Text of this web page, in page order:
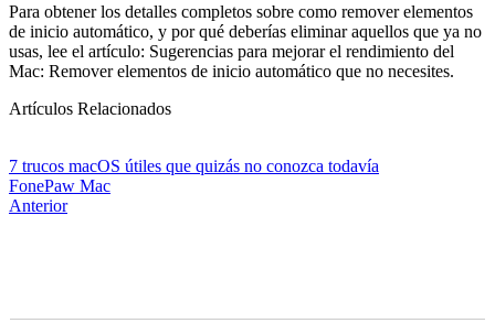
Para obtener los detalles completos sobre como remover elementos
de inicio automático, y por qué deberías eliminar aquellos que ya no
usas, lee el artículo: Sugerencias para mejorar el rendimiento del
Mac: Remover elementos de inicio automático que no necesites.
Artículos Relacionados
7 trucos macOS útiles que quizás no conozca todavía
FonePaw Mac
Anterior